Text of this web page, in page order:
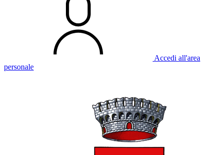
Accedi all'area
personale